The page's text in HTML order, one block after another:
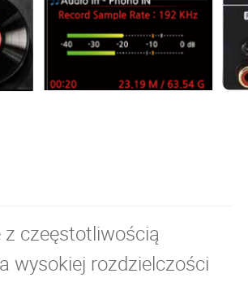
z czeęstotliwością
wysokiej rozdzielczości